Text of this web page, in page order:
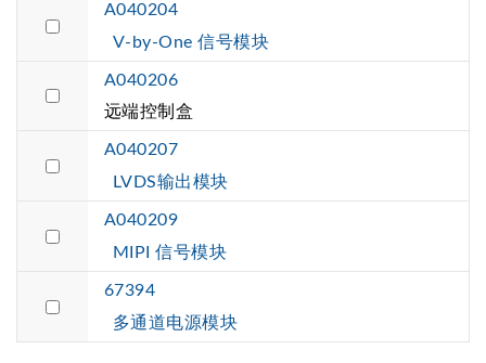
A040204
V-by-One 信号模块
A040206
远端控制盒
A040207
LVDS输出模块
A040209
MIPI 信号模块
67394
多通道电源模块